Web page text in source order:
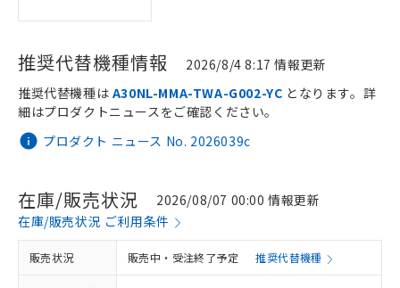
推奨代替機種情報 2026/8/4 8:17 情報更新
プロダクト ニュース No. 2026039c
推奨代替機種は A30NL-MMA-TWA-G002-YC となります。詳
細はプロダクトニュースをご確認ください。
在庫/販売状況
2026/08/07 00:00 情報更新
在庫/販売状況 ご利用条件
販売状況 販売中・受注終了予定 推奨代替機種